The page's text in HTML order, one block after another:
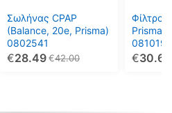
Σωλήνας CPAP
(Balance, 20e, Prisma)
0802541
42.00
€
28.49
€
Φίλτρο
30.69
€